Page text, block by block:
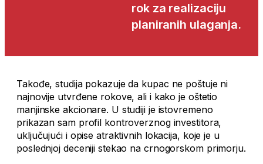
rok za realizaciju
planiranih ulaganja.
Takođe, studija pokazuje da kupac ne poštuje ni
najnovije utvrđene rokove, ali i kako je oštetio
manjinske akcionare. U studiji je istovremeno
prikazan sam profil kontroverznog investitora,
uključujući i opise atraktivnih lokacija, koje je u
poslednjoj deceniji stekao na crnogorskom primorju.